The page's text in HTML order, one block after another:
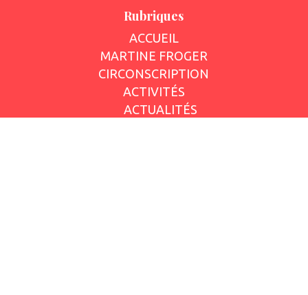
Rubriques
ACCUEIL
MARTINE FROGER
CIRCONSCRIPTION
ACTIVITÉS
ACTUALITÉS